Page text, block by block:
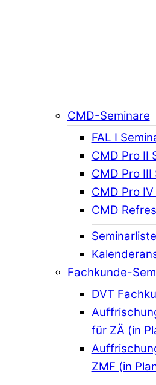
CMD-Seminare
FAL I
CMD Pro II
CMD Pro III
CMD Pro
CMD
Fachkunde-
DVT
für ZÄ (in
ZMF (in